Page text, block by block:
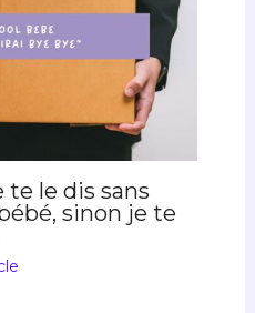
te le dis sans
sinon je te